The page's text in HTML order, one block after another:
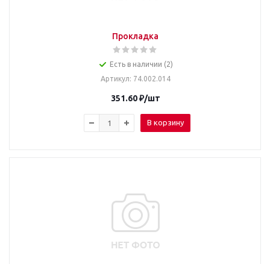
Прокладка
Есть в наличии (2)
Артикул: 74.002.014
351.60₽/шт
В корзину